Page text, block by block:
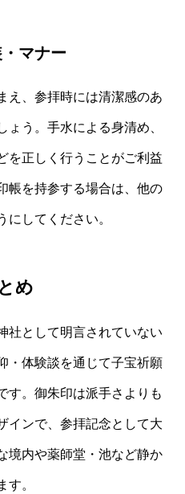
マナー
え、参拝時には清潔感のあ
ょう。手水による身清め、
を正しく行うことがご利益
帳を持参する場合は、他の
にしてください。
め
社として明言されていない
・体験談を通じて子宝祈願
す。御朱印は派手さよりも
インで、参拝記念として大
境内や薬師堂・池など静か
す。